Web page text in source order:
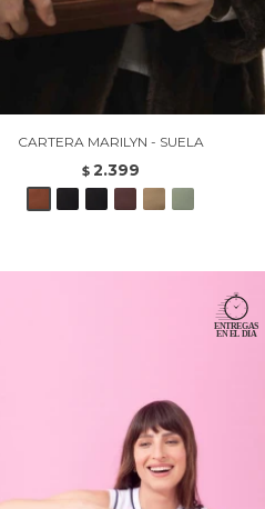
CARTERA MARILYN - SUELA
$ 2.399